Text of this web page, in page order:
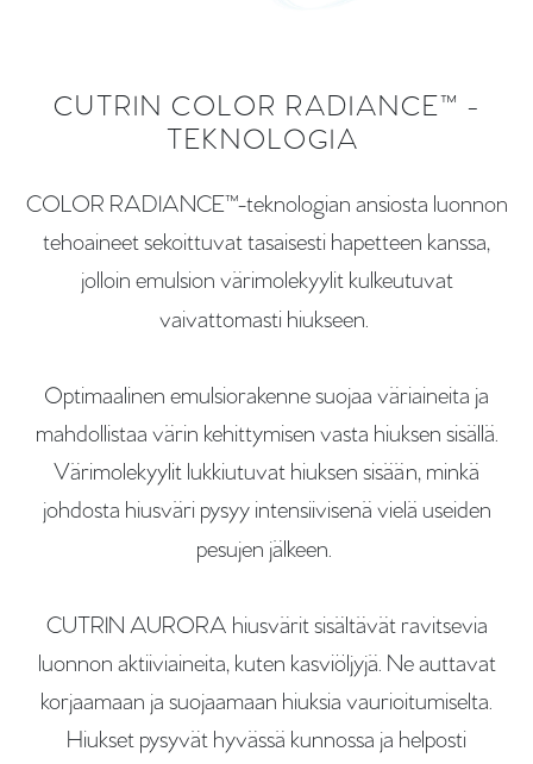
CUTRIN COLOR RADIANCE™ -
TEKNOLOGIA
COLOR RADIANCE™-teknologian ansiosta luonnon
tehoaineet sekoittuvat tasaisesti hapetteen kanssa,
jolloin emulsion värimolekyylit kulkeutuvat
vaivattomasti hiukseen.
Optimaalinen emulsiorakenne suojaa väriaineita ja
mahdollistaa värin kehittymisen vasta hiuksen sisällä.
Värimolekyylit lukkiutuvat hiuksen sisään, minkä
johdosta hiusväri pysyy intensiivisenä vielä useiden
pesujen jälkeen.
CUTRIN AURORA hiusvärit sisältävät ravitsevia
luonnon aktiiviaineita, kuten kasviöljyjä. Ne auttavat
korjaamaan ja suojaamaan hiuksia vaurioitumiselta.
Hiukset pysyvät hyvässä kunnossa ja helposti